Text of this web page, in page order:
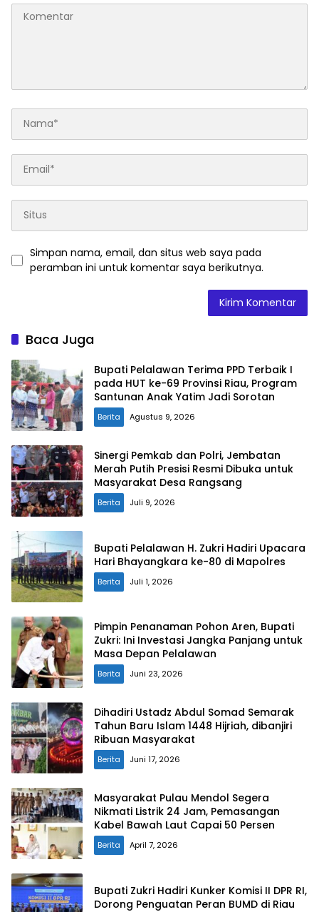
Simpan nama, email, dan situs web saya pada
peramban ini untuk komentar saya berikutnya.
Baca Juga
Bupati Pelalawan Terima PPD Terbaik I
pada HUT ke-69 Provinsi Riau, Program
Santunan Anak Yatim Jadi Sorotan
Berita Agustus 9, 2026
Sinergi Pemkab dan Polri, Jembatan
Merah Putih Presisi Resmi Dibuka untuk
Masyarakat Desa Rangsang
Berita Juli 9, 2026
Bupati Pelalawan H. Zukri Hadiri Upacara
Hari Bhayangkara ke-80 di Mapolres
Berita Juli 1, 2026
Pimpin Penanaman Pohon Aren, Bupati
Zukri: Ini Investasi Jangka Panjang untuk
Masa Depan Pelalawan
Berita Juni 23, 2026
Dihadiri Ustadz Abdul Somad Semarak
Tahun Baru Islam 1448 Hijriah, dibanjiri
Ribuan Masyarakat
Berita Juni 17, 2026
Masyarakat Pulau Mendol Segera
Nikmati Listrik 24 Jam, Pemasangan
Kabel Bawah Laut Capai 50 Persen
Berita April 7, 2026
Bupati Zukri Hadiri Kunker Komisi II DPR RI,
Dorong Penguatan Peran BUMD di Riau